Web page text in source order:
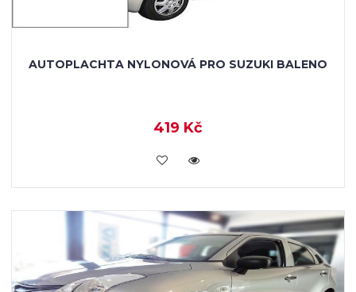
AUTOPLACHTA NYLONOVÁ PRO SUZUKI BALENO
419 Kč
KOUPIT